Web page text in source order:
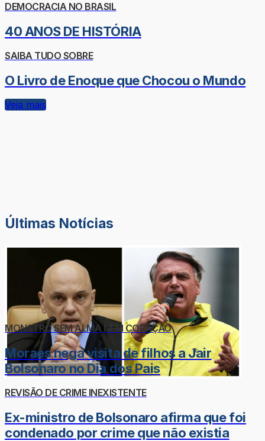
DEMOCRACIA NO BRASIL
40 ANOS DE HISTÓRIA
SAIBA TUDO SOBRE
O Livro de Enoque que Chocou o Mundo
Veja mais
Últimas Notícias
MONSTRO SEM ALMA NEM CORAÇÃO
Moraes nega visita de filhos a Jair
Bolsonaro no Dia dos Pais
REVISÃO DE CRIME INEXISTENTE
Ex-ministro de Bolsonaro afirma que foi
condenado por crime que não existia